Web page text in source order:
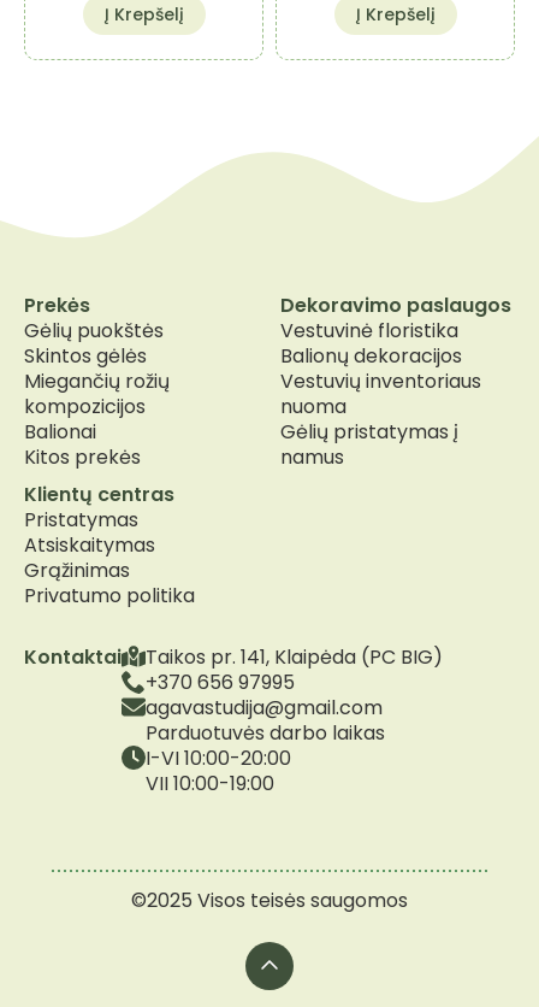
Į Krepšelį Į Krepšelį
Kontaktai
Taikos pr. 141, Klaipėda (PC BIG)
+370 656 97995
agavastudija@gmail.com
Parduotuvės darbo laikas
I-VI 10:00-20:00
VII 10:00-19:00
Prekės
Gėlių puokštės
Skintos gėlės
Miegančių rožių
kompozicijos
Balionai
Kitos prekės
Dekoravimo paslaugos
Vestuvinė floristika
Balionų dekoracijos
Vestuvių inventoriaus
nuoma
Gėlių pristatymas į
namus
Klientų centras
Pristatymas
Atsiskaitymas
Grąžinimas
Privatumo politika
©2025 Visos teisės saugomos